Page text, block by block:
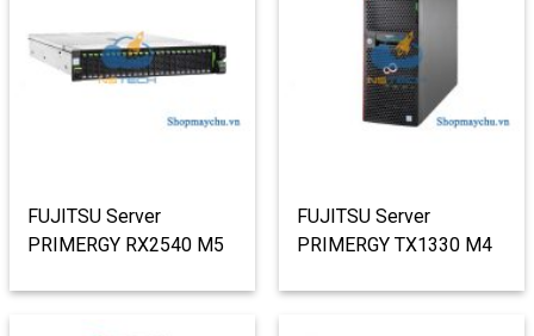
FUJITSU Server
PRIMERGY RX2540 M5
FUJITSU Server
PRIMERGY TX1330 M4